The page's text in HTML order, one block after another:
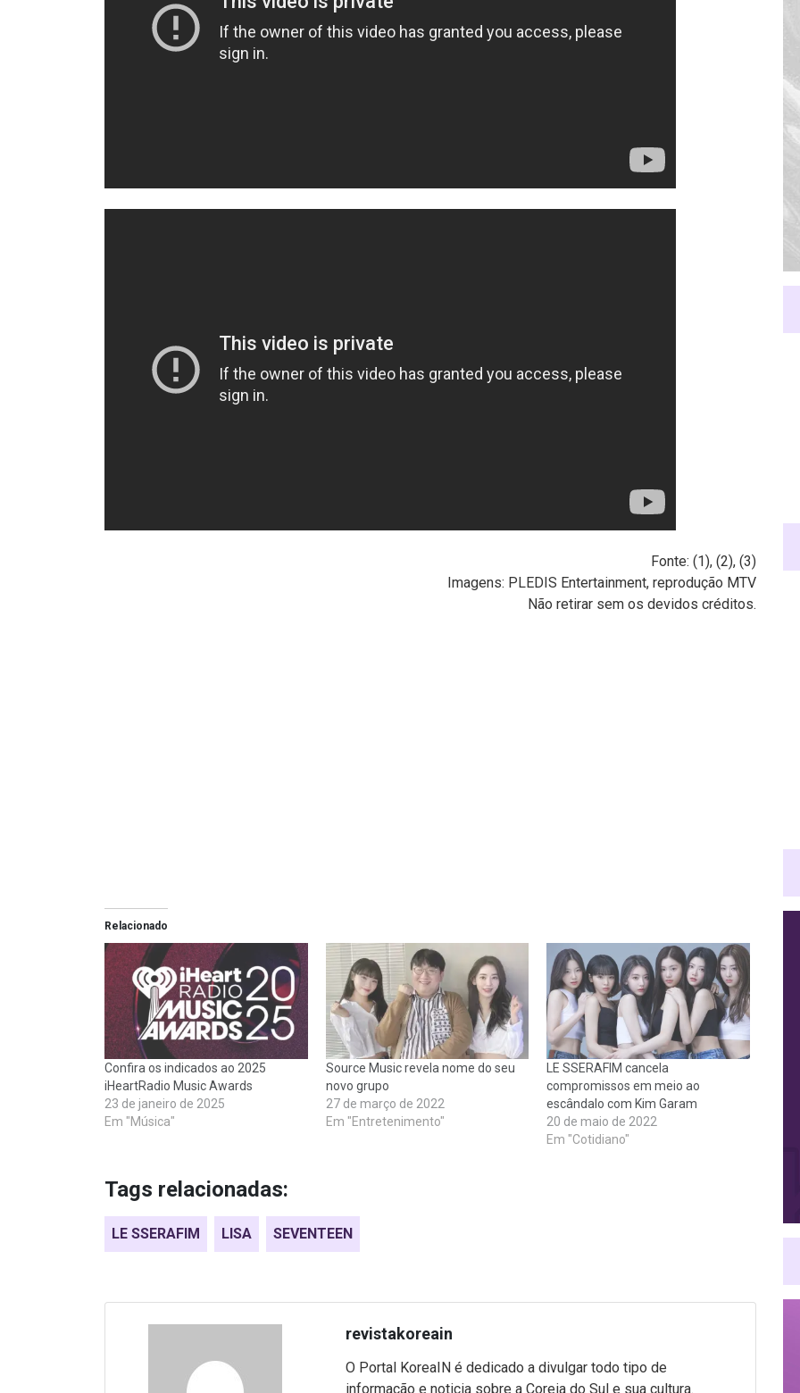
Fonte: (1), (2), (3)
Imagens: PLEDIS Entertainment, reprodução MTV
Não retirar sem os devidos créditos.
Relacionado
Confira os indicados ao 2025
iHeartRadio Music Awards
23 de janeiro de 2025
Em "Música"
Source Music revela nome do seu
novo grupo
27 de março de 2022
Em "Entretenimento"
LE SSERAFIM cancela
compromissos em meio ao
escândalo com Kim Garam
20 de maio de 2022
Em "Cotidiano"
Tags relacionadas:
LE SSERAFIM LISA SEVENTEEN
revistakoreain
O Portal KoreaIN é dedicado a divulgar todo tipo de
informação e noticia sobre a Coreia do Sul e sua cultura.